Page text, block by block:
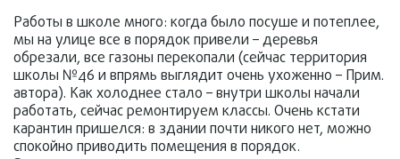
Работы в школе много: когда было посуше и потеплее,
мы на улице все в порядок привели – деревья
обрезали, все газоны перекопали (сейчас территория
школы №46 и впрямь выглядит очень ухоженно – Прим.
автора). Как холоднее стало – внутри школы начали
работать, сейчас ремонтируем классы. Очень кстати
карантин пришелся: в здании почти никого нет, можно
спокойно приводить помещения в порядок.